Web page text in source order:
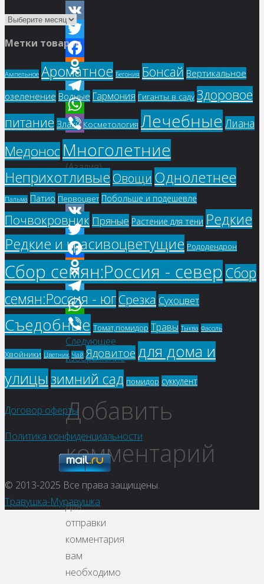
VK
Twitter
Facebook
Odnoklassniki
Telegram
WhatsApp
Viber
Рододендрон
(Азалия)
"Nabucco"
VK
Twitter
Facebook
Odnoklassniki
Telegram
WhatsApp
Viber
Следующее
изображение
Добавить
комментарий
Для
отправки
комментария
вам
необходимо
Метки товаров
Ампельное Ароматное Бегония Бонсай Вертикальное
озеленение Водные Гармония Гиганты в саду Здоровое
питание Злаки Косметология Лечебные Лиана
МедоносМноголетние
Неприхотливые Овощи Однолетнее
Пальма Патио Первоцвет Побольше и подешевле
Почвокровник Пряные Растение для тени Редкие
Редкие и красивоцветущие Рододендрон
Сбор семян:Россия - северСбор
семян:Россия - югСрезка Сухоцвет
Съедобные Томат,помидор Травы Тыква Фасоль
Хвойники Цветник Чай Ядовитое для дома и
улицызимний сад помидор суккулент
Договор оферты
Политика конфиденциальности
© 2013-2025 Все права защищены.
Травушка-Муравушка